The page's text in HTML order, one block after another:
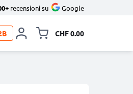
recensioni su Google
CHF 0.00